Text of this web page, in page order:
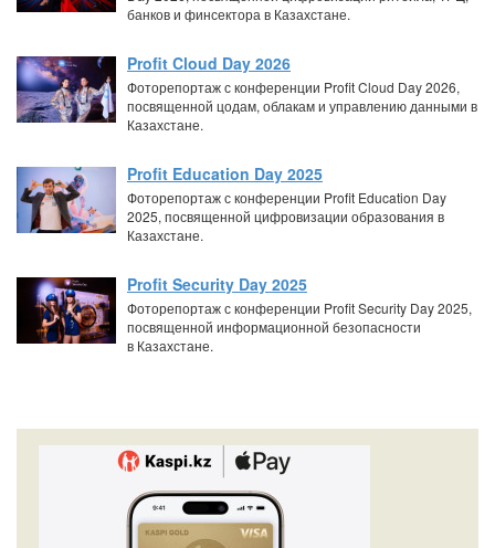
банков и финсектора в Казахстане.
Profit Cloud Day 2026
Фоторепортаж с конференции Profit Cloud Day 2026,
посвященной цодам, облакам и управлению данными в
Казахстане.
Profit Education Day 2025
Фоторепортаж с конференции Profit Education Day
2025, посвященной цифровизации образования в
Казахстане.
Profit Security Day 2025
Фоторепортаж с конференции Profit Security Day 2025,
посвященной информационной безопасности
в Казахстане.